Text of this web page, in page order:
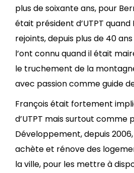
plus de soixante ans, pour
était président d’UTPT quand
rejoints, depuis plus de 40
l’ont connu quand il était
le truchement de la
avec passion comme guide
François était fortement
d’UTPT mais surtout comme
Développement, depuis
achète et rénove des
la ville, pour les mettre à